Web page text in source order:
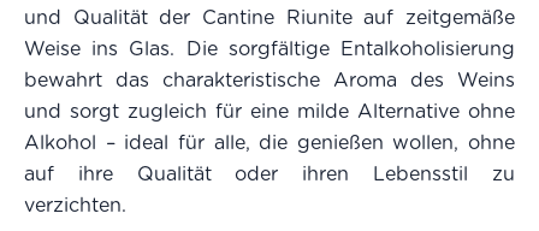
und Qualität der Cantine Riunite auf zeitgemäße
Weise ins Glas. Die sorgfältige Entalkoholisierung
bewahrt das charakteristische Aroma des Weins
und sorgt zugleich für eine milde Alternative ohne
Alkohol – ideal für alle, die genießen wollen, ohne
auf ihre Qualität oder ihren Lebensstil zu
verzichten.